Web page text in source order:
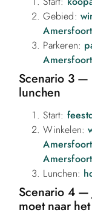
Gebied:
Amersfoort
Parkeren:
Amersfoort
Scenario 3 —
lunchen
Start:
Winkelen:
Amersfoort
Amersfoort
Lunchen:
Scenario 4 —
moet naar